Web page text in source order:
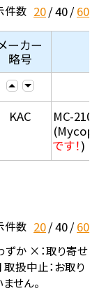
件数 20 40 60
ーカー
略号
KAC
MC-210 (
です！)
件数 20 40 60
か ×：取り寄せ
扱中止：お取り
せん。